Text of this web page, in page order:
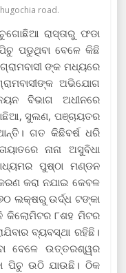
road.
ରାସ୍ତାରୁ ଫଡା
ପଡୁଥିବା ବେଳେ କିଛି
ଙ୍କ ମଧ୍ୟରେ
ଅଭିଯୋଗ
ବିଭାଗ ଅଧୀନରେ
ସୁଲଣ, ପଞ୍ଚାୟତର
ଗତ କିଛିବର୍ଷ ଧରି
ନାନା ଅସୁବିଧା
ପୁଷ୍ଠା ମଣ୍ଡନ
କରା ନଯାଇ କେବଳ
ଲକ୍ଷରୁ ଉର୍ଦ୍ଧ ଟଙ୍କା
କିଲୋମିଟର ୮ଶହ ମିଟର
ବ୍ୟବସ୍ଥା ରହିଛି।
ବେଳେ ଉତ୍ତରଶ୍ୱର
ପିଚୁ ଉଠି ଯାଉଛି। ଠିକ